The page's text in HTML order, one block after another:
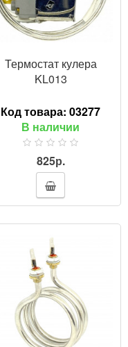
Термостат кулера
KL013
Код товара: 03277
В наличии
825р.